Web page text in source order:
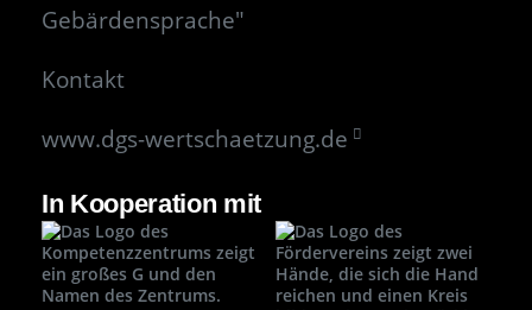
Gebärdensprache"
Kontakt
www.dgs-wertschaetzung.de
In Kooperation mit